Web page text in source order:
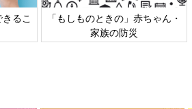
るこ
「もしものときの」赤ちゃん・
家族の防災